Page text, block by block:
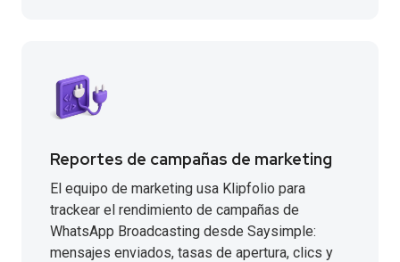
Reportes de campañas de marketing
El equipo de marketing usa Klipfolio para
trackear el rendimiento de campañas de
WhatsApp Broadcasting desde Saysimple:
mensajes enviados, tasas de apertura, clics y